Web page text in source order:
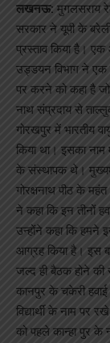
लखनऊ: मुगलसराय
सरकार ने यूपी के
प्रस्ताव किया है। एक
उड्डयन विभाग ने एक
पर करने को कहा है जो
नाथ संप्रदाय से
गोरखपुर में भारतीय
किया था। इसका नाम
के संस्थापक थे।
गोरक्षनाथ पीठ के
ने कहा कि इन तीनों
उन्होंने कहा कि हमने
आग्रह किया है। इस
जल्द ही बैठक होने की
कानपुर के चकेरी
विद्यार्थी के नाम पर
को पहले कान्हा पुर के